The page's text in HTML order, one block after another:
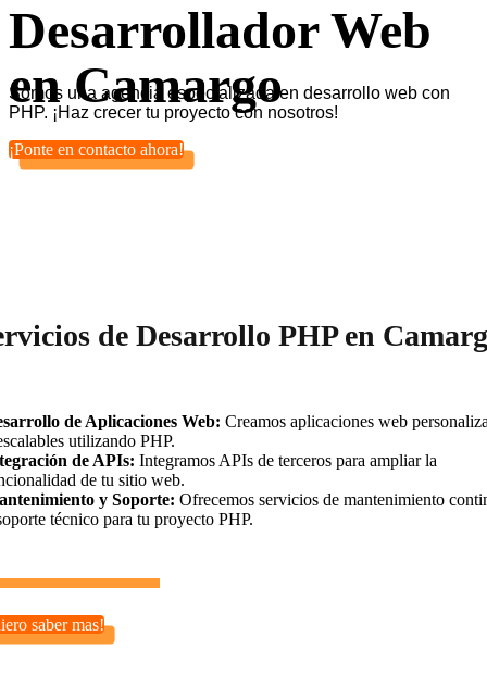
Desarrollador Web
en Camargo
Somos una agencia especializada en desarrollo web con
PHP. ¡Haz crecer tu proyecto con nosotros!
¡Ponte en contacto ahora!
de Desarrollo PHP en
de Aplicaciones Web: Creamos aplicaciones web
utilizando PHP.
de APIs: Integramos APIs de terceros para ampliar la
de tu sitio web.
y Soporte: Ofrecemos servicios de mantenimiento
técnico para tu proyecto PHP.
saber mas!